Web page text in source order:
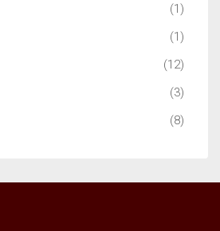
(1)
(1)
(12)
(3)
(8)